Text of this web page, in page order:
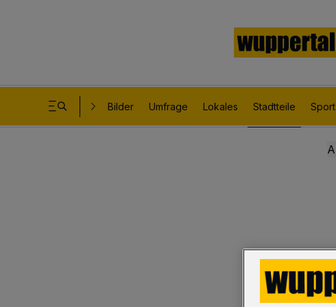
Bilder Umfrage Lokales Stadtteile Sport